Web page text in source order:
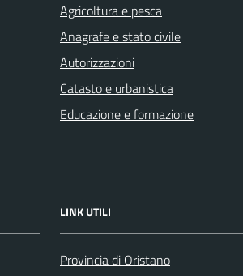
Agricoltura e pesca
Anagrafe e stato civile
Autorizzazioni
Catasto e urbanistica
Educazione e formazione
LINK UTILI
Provincia di Oristano